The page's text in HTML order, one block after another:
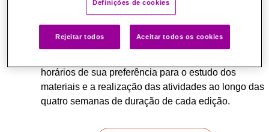
atualização profissional entre cursos mediados e
autoformativos de diferentes cargas horárias. Nas
duas modalidades, é priorizada a flexibilização da
horários de sua preferência para o estudo dos
materiais e a realização das atividades ao longo das
quatro semanas de duração de cada edição.
Definições de cookies
Rejeitar todos Aceitar todos os cookies